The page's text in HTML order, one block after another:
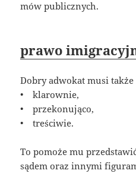
mów publicznych.
prawo
Dobry adwokat musi
• klarownie,
• przekonująco,
• treściwie.
To pomoże mu
sądem oraz innymi